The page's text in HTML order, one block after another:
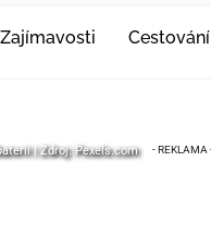
Zajímavosti Cestování
| Zdroj: Pexels.com
| Zdroj: Pexels.com